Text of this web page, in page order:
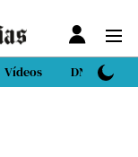
Vídeos DN Sport